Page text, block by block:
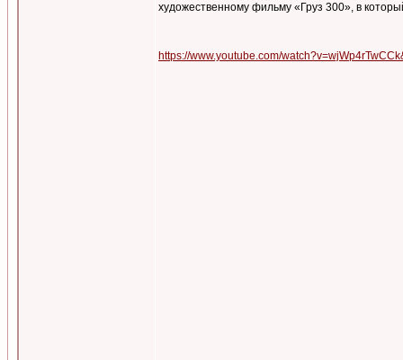
художественному фильму «Груз 300», в
https://www.youtube.com/